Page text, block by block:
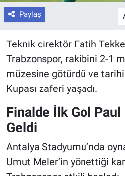
Paylaş
Teknik direktör Fatih Tekke
Trabzonspor, rakibini 2-1
müzesine götürdü ve
Kupası zaferi yaşadı.
Finalde İlk Gol Paul
Geldi
Antalya Stadyumu’nda
Umut Meler’in yönettiği